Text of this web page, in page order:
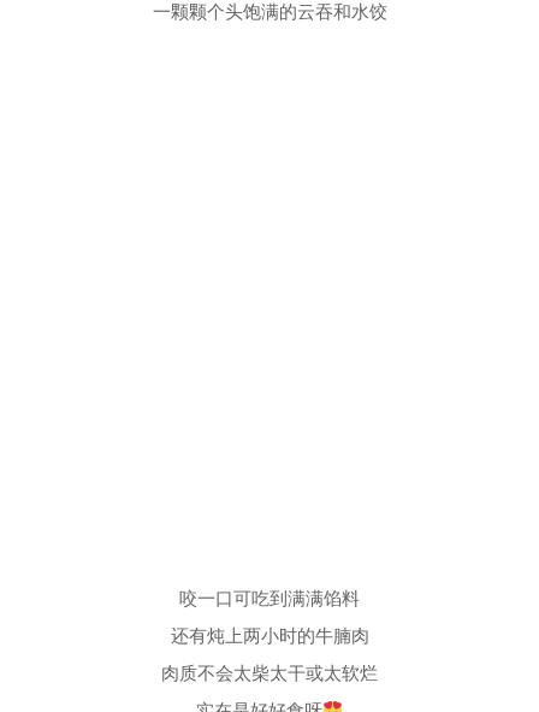
一颗颗个头饱满的云吞和水饺
咬一口可吃到满满馅料
还有炖上两小时的牛腩肉
肉质不会太柴太干或太软烂